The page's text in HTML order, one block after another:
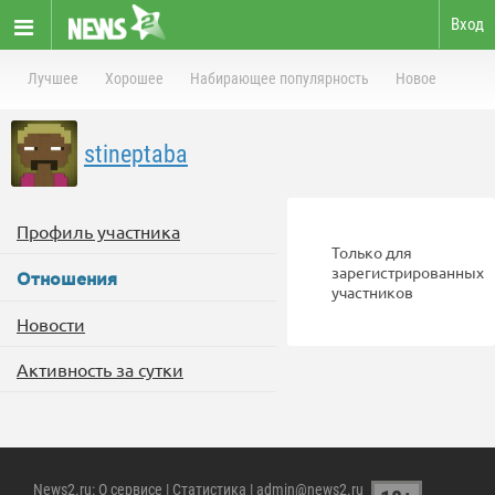
Вход
Лучшее Хорошее Набирающее популярность Новое
stineptaba
Профиль участника
Отношения
Новости
Активность за сутки
Только для
зарегистрированных
участников
News2.ru: О сервисе | Статистика | admin@news2.ru